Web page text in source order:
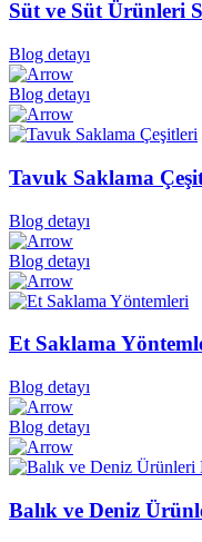
Süt ve Süt Ürünleri
Blog detayı
Blog detayı
Tavuk Saklama
Blog detayı
Blog detayı
Et Saklama
Blog detayı
Blog detayı
Balık ve Deniz